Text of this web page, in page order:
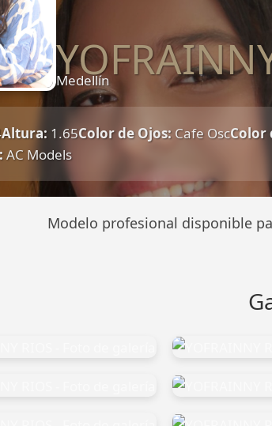
Medellín
Altura: 1.65Color de Ojos: Cafe OscColor
AC Models
Modelo profesional disponible